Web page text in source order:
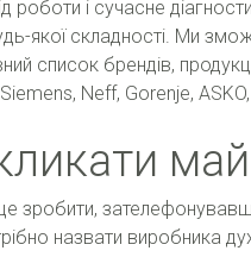
роботи і сучасне
якої складності. Ми
список брендів,
Neff, Gorenje,
зробити,
назвати виробника